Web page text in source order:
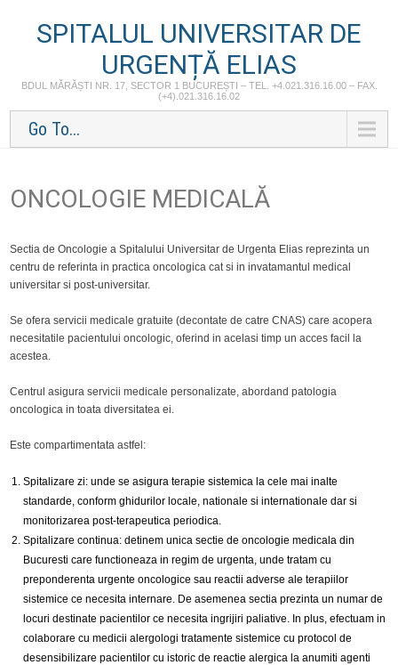
SPITALUL UNIVERSITAR DE
URGENȚĂ ELIAS
BDUL MĂRĂȘTI NR. 17, SECTOR 1 BUCUREȘTI – TEL. +4.021.316.16.00 – FAX.
(+4).021.316.16.02
Go To...
ONCOLOGIE MEDICALĂ
Sectia de Oncologie a Spitalului Universitar de Urgenta Elias reprezinta un
centru de referinta in practica oncologica cat si in invatamantul medical
universitar si post-universitar.
Se ofera servicii medicale gratuite (decontate de catre CNAS) care acopera
necesitatile pacientului oncologic, oferind in acelasi timp un acces facil la
acestea.
Centrul asigura servicii medicale personalizate, abordand patologia
oncologica in toata diversitatea ei.
Este compartimentata astfel:
Spitalizare zi: unde se asigura terapie sistemica la cele mai inalte
standarde, conform ghidurilor locale, nationale si internationale dar si
monitorizarea post-terapeutica periodica.
Spitalizare continua: detinem unica sectie de oncologie medicala din
Bucuresti care functioneaza in regim de urgenta, unde tratam cu
preponderenta urgente oncologice sau reactii adverse ale terapiilor
sistemice ce necesita internare. De asemenea sectia prezinta un numar de
locuri destinate pacientilor ce necesita ingrijiri paliative. In plus, efectuam in
colaborare cu medicii alergologi tratamente sistemice cu protocol de
desensibilizare pacientilor cu istoric de reactie alergica la anumiti agenti